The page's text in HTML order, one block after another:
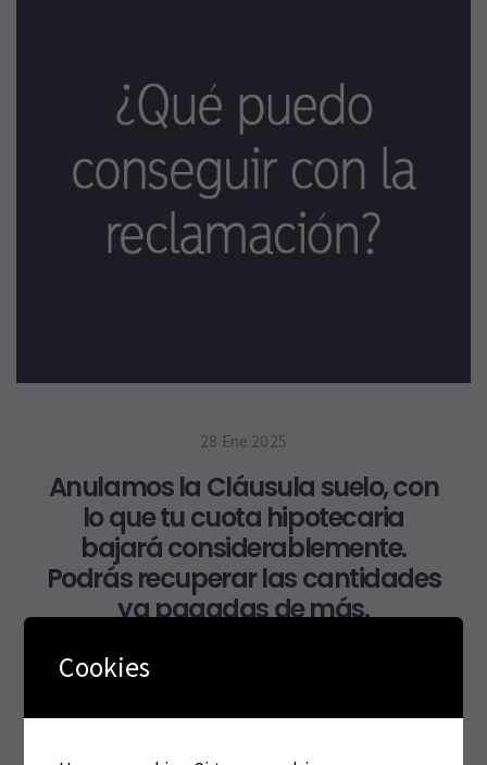
28 Ene 2025
Anulamos la Cláusula suelo, con
lo que tu cuota hipotecaria
bajará considerablemente.
Podrás recuperar las cantidades
ya pagadas de más.
Read More
Cookies